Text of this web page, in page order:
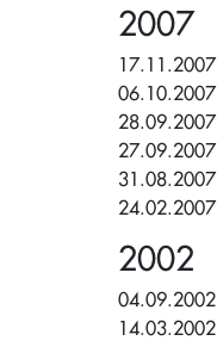
2007
17.11.2007
06.10.2007
28.09.2007
27.09.2007
31.08.2007
24.02.2007
2002
04.09.2002
14.03.2002